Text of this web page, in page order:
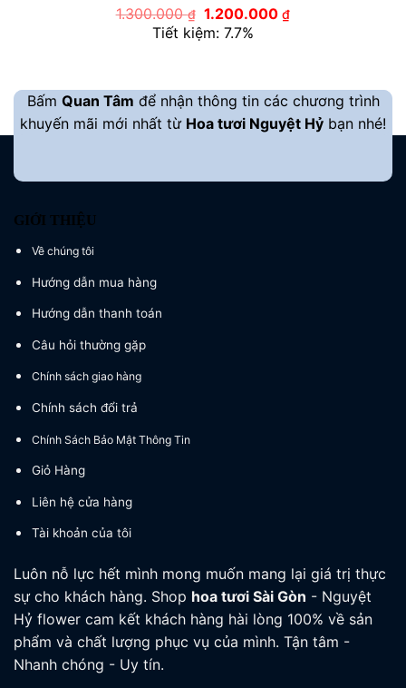
1.300.000₫ Giá
gốc
là:
1.200.000₫Giá
Tiết kiệm: 7.7%
Bấm Quan Tâm để nhận thông tin các chương trình
khuyến mãi mới nhất từ Hoa tươi Nguyệt Hỷ bạn nhé!
GIỚI THIỆU
Về chúng tôi
Hướng dẫn mua hàng
Hướng dẫn thanh toán
Câu hỏi thường gặp
Chính sách giao hàng
Chính sách đổi trả
Chính Sách Bảo Mật Thông Tin
Giỏ Hàng
Liên hệ cửa hàng
Tài khoản của tôi
Luôn nỗ lực hết mình mong muốn mang lại giá trị thực
sự cho khách hàng. Shop hoa tươi Sài Gòn - Nguyệt
Hỷ flower cam kết khách hàng hài lòng 100% về sản
phẩm và chất lượng phục vụ của mình. Tận tâm -
Nhanh chóng - Uy tín.